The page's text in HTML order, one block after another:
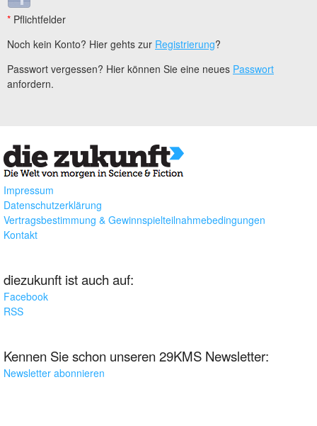
* Pflichtfelder
Noch kein Konto? Hier gehts zur Registrierung?
Passwort vergessen? Hier können Sie eine neues Passwort
anfordern.
Impressum
Datenschutzerklärung
Vertragsbestimmung & Gewinnspielteilnahmebedingungen
Kontakt
diezukunft ist auch auf:
Facebook
RSS
Kennen Sie schon unseren 29KMS Newsletter:
Newsletter abonnieren